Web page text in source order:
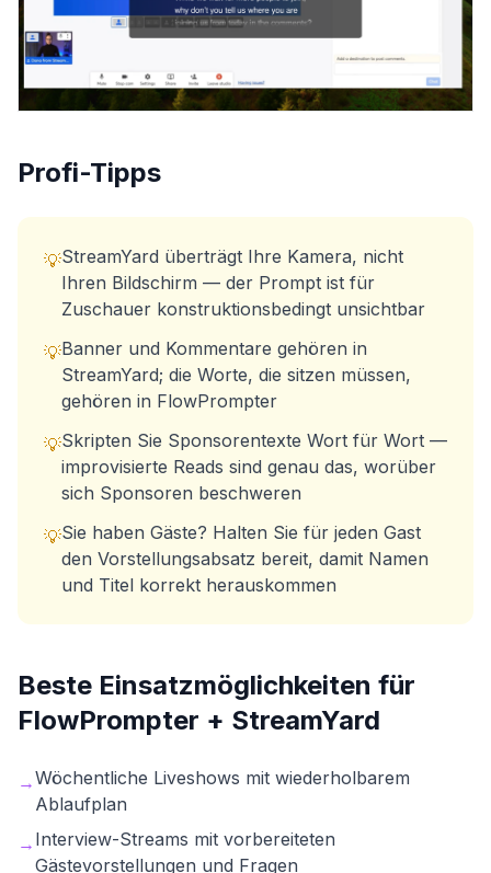
Profi-Tipps
💡StreamYard überträgt Ihre Kamera, nicht
Ihren Bildschirm — der Prompt ist für
Zuschauer konstruktionsbedingt unsichtbar
💡Banner und Kommentare gehören in
StreamYard; die Worte, die sitzen müssen,
gehören in FlowPrompter
💡Skripten Sie Sponsorentexte Wort für Wort —
improvisierte Reads sind genau das, worüber
sich Sponsoren beschweren
💡Sie haben Gäste? Halten Sie für jeden Gast
den Vorstellungsabsatz bereit, damit Namen
und Titel korrekt herauskommen
Beste Einsatzmöglichkeiten für
FlowPrompter + StreamYard
→Wöchentliche Liveshows mit wiederholbarem
Ablaufplan
→ Interview-Streams mit vorbereiteten
Gästevorstellungen und Fragen